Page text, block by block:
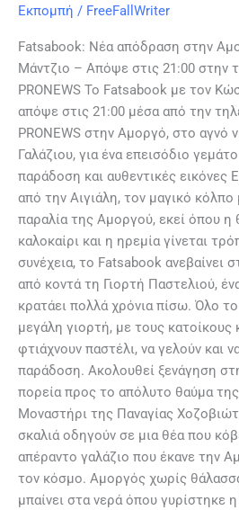
Εκπομπή / FreeFallWriter
Fatsabook: Νέα απόδραση στην
Μάντζιο – Απόψε στις 21:00 στην
PRONEWS Το Fatsabook με τον
απόψε στις 21:00 μέσα από την
PRONEWS στην Αμοργό, στο αγνό
Γαλάζιου, για ένα επεισόδιο
παράδοση και αυθεντικές εικόνες
από την Αιγιάλη, τον μαγικό
παραλία της Αμοργού, εκεί όπου η
καλοκαίρι και η ηρεμία γίνεται
συνέχεια, το Fatsabook ανεβαίνει
από κοντά τη Γιορτή Παστελιού,
κρατάει πολλά χρόνια πίσω. Όλο το
μεγάλη γιορτή, με τους κατοίκους
φτιάχνουν παστέλι, να γελούν και
παράδοση. Ακολουθεί ξενάγηση
πορεία προς το απόλυτο θαύμα
Μοναστήρι της Παναγίας
σκαλιά οδηγούν σε μια θέα που
απέραντο γαλάζιο που έκανε την
τον κόσμο. Αμοργός χωρίς
μπαίνει στα νερά όπου γυρίστηκε η